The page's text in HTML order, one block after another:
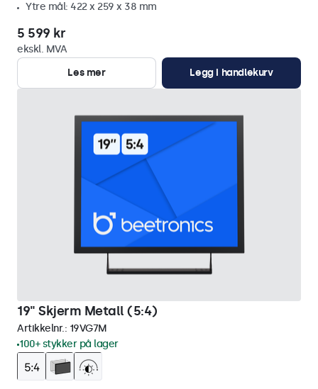
Ytre mål: 422 x 259 x 38 mm
5 599 kr
ekskl. MVA
Les mer
Legg i handlekurv
19" Skjerm Metall (5:4)
Artikkelnr.: 19VG7M
100+ stykker på lager